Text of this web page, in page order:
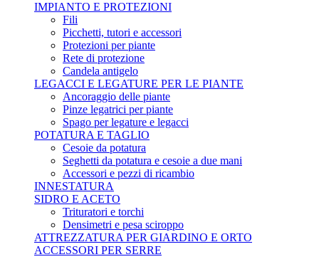
IMPIANTO E PROTEZIONI
Fili
Picchetti, tutori e accessori
Protezioni per piante
Rete di protezione
Candela antigelo
LEGACCI E LEGATURE PER LE PIANTE
Ancoraggio delle piante
Pinze legatrici per piante
Spago per legature e legacci
POTATURA E TAGLIO
Cesoie da potatura
Seghetti da potatura e cesoie a due mani
Accessori e pezzi di ricambio
INNESTATURA
SIDRO E ACETO
Trituratori e torchi
Densimetri e pesa sciroppo
ATTREZZATURA PER GIARDINO E ORTO
ACCESSORI PER SERRE